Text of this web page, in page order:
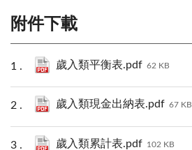
附件下載
歲入類平衡表.pdf 62 KB
歲入類現金出納表.pdf 67 KB
歲入類累計表.pdf 102 KB